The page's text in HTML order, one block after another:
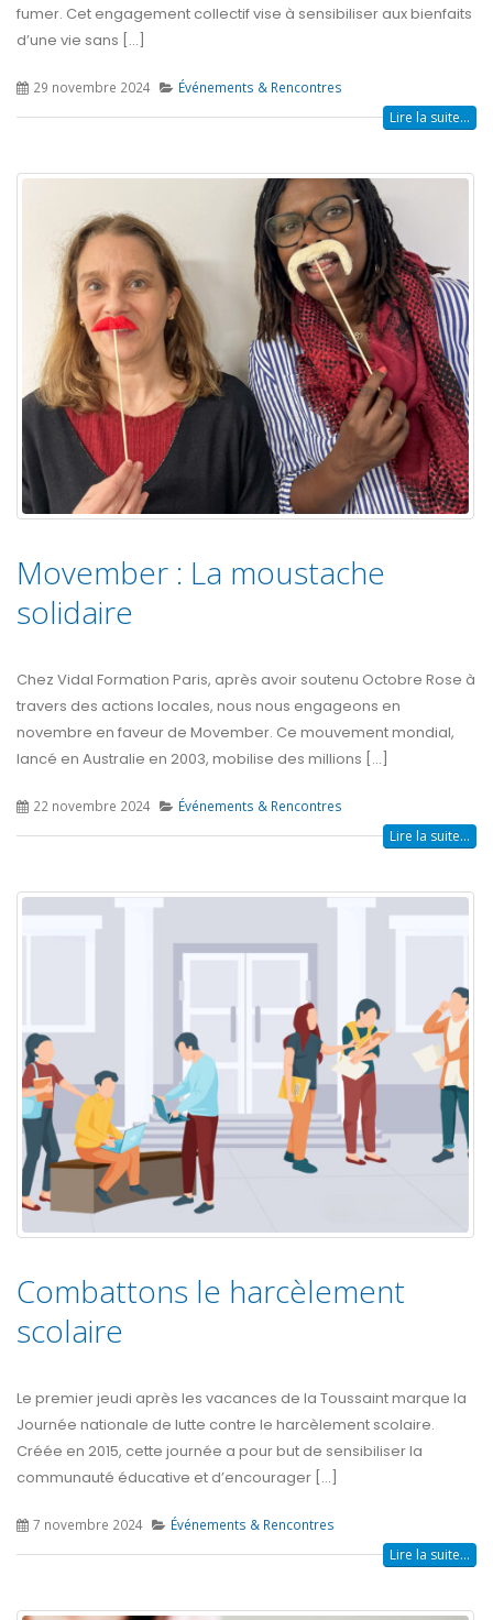
fumer. Cet engagement collectif vise à sensibiliser aux bienfaits
d’une vie sans [...]
29 novembre 2024 Événements & Rencontres
Lire la suite...
Movember : La moustache
solidaire
Chez Vidal Formation Paris, après avoir soutenu Octobre Rose à
travers des actions locales, nous nous engageons en
novembre en faveur de Movember. Ce mouvement mondial,
lancé en Australie en 2003, mobilise des millions [...]
22 novembre 2024 Événements & Rencontres
Lire la suite...
Combattons le harcèlement
scolaire
Le premier jeudi après les vacances de la Toussaint marque la
Journée nationale de lutte contre le harcèlement scolaire.
Créée en 2015, cette journée a pour but de sensibiliser la
communauté éducative et d’encourager [...]
7 novembre 2024 Événements & Rencontres
Lire la suite...